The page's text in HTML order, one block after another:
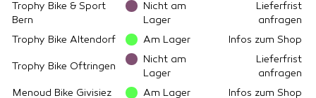
Trophy Bike & Sport
Bern
Nicht am
Lager
Lieferfrist
anfragen
Trophy Bike Altendorf
Am Lager Infos zum Shop
Trophy Bike Oftringen
Nicht am
Lager
Lieferfrist
anfragen
Menoud Bike Givisiez
Am Lager Infos zum Shop